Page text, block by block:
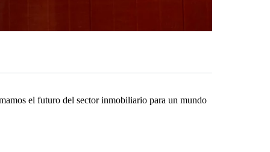
el futuro del sector inmobiliario para un mundo